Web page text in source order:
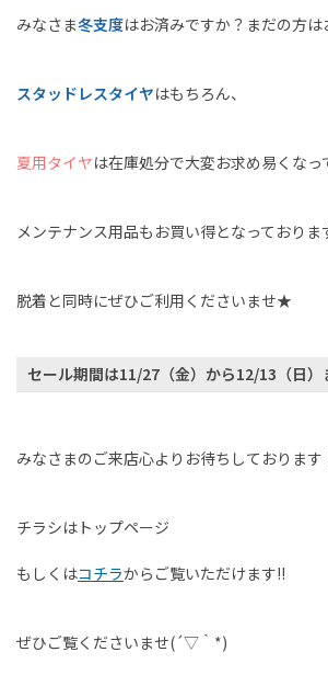
みなさま冬支度はお済みですか？まだの方は
スタッドレスタイヤはもちろん、
夏用タイヤは在庫処分で大変お求め易くな
メンテナンス用品もお買い得となっておりま
脱着と同時にぜひご利用くださいませ★
セール期間は11/27（金）から12/13（日）
みなさまのご来店心よりお待ちしております
チラシはトップページ
もしくはコチラからご覧いただけます!!
ぜひご覧くださいませ(´▽｀*)